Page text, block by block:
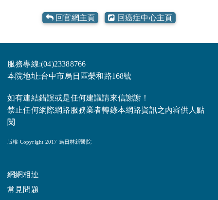
回官網主頁 回癌症中心主頁
服務專線:(04)23388766
本院地址:台中市烏日區榮和路168號
如有連結錯誤或是任何建議請來信謝謝！
禁止任何網際網路服務業者轉錄本網路資訊之內容供人點
閱
版權 Copyright 2017 烏日林新醫院
網網相連
常見問題